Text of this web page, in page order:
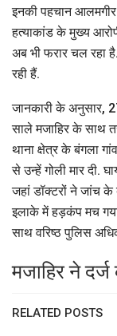
इनकी पहचान
हत्याकांड के मुख्य
अब भी फरार चल रहा
रही हैं.
जानकारी के अनुसार,
साले मजाहिर के साथ
थाना क्षेत्र के बंगला
से उन्हें गोली मार दी.
जहां डॉक्टरों ने जांच के
इलाके में हड़कंप मच
साथ वरिष्ठ पुलिस
मजाहिर ने
RELATED POSTS